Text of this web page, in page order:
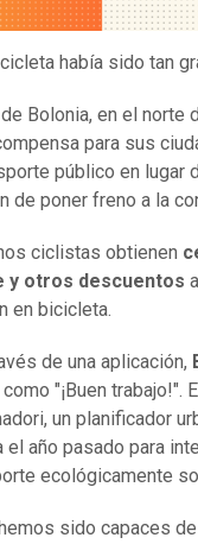
había sido tan
Bolonia, en el norte
para sus
público en lugar
de poner freno a la
ciclistas obtienen
y otros descuentos
en bicicleta.
de una aplicación,
"¡Buen trabajo!".
un planificador
el año pasado para
ecológicamente
sido capaces